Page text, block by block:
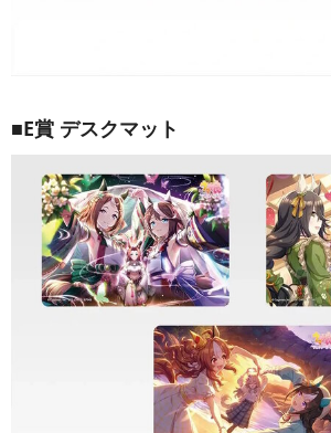
■E賞 デスクマット